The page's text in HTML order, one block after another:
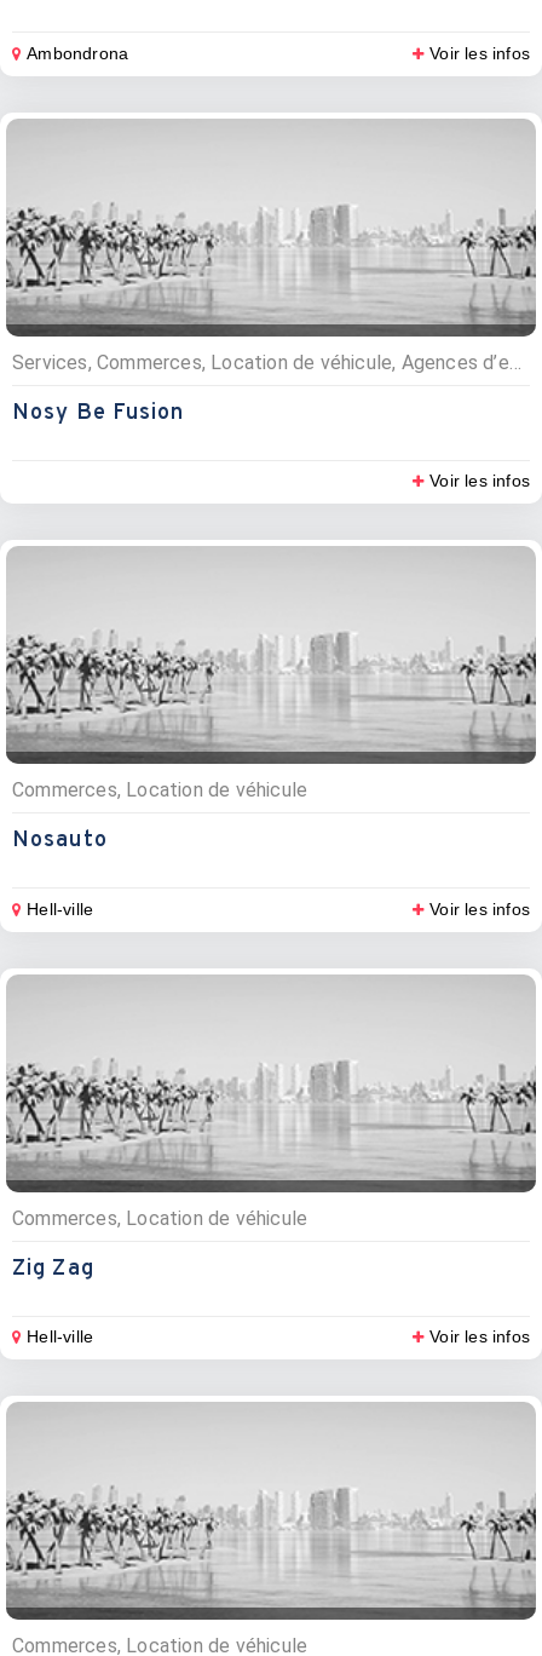
Ambondrona Voir les infos
Nosy Be Fusion
Voir les infos
Commerces, Location de véhicule
Nosauto
Hell-ville Voir les infos
Commerces, Location de véhicule
Zig Zag
Hell-ville Voir les infos
Commerces, Location de véhicule